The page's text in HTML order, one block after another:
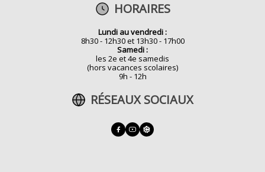
HORAIRES
Lundi au vendredi :
8h30 - 12h30 et 13h30 - 17h00
Samedi :
les 2e et 4e samedis
(hors vacances scolaires)
9h - 12h
RÉSEAUX SOCIAUX